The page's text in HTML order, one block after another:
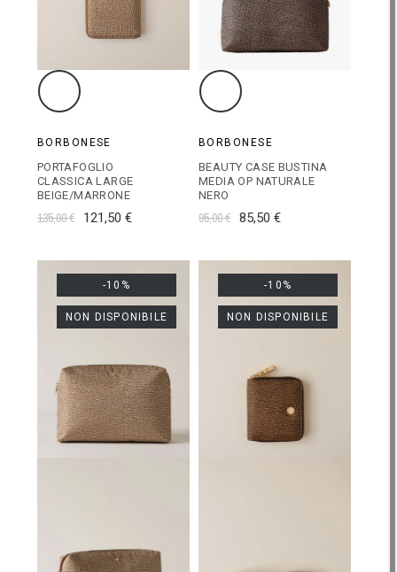
BORBONESE
PORTAFOGLIO
CLASSICA LARGE
BEIGE/MARRONE
135,00 € 121,50 €
BORBONESE
BEAUTY CASE BUSTINA
MEDIA OP NATURALE
NERO
95,00 € 85,50 €
-10%
NON DISPONIBILE
-10%
NON DISPONIBILE